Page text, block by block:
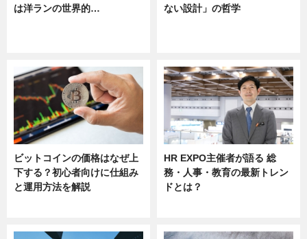
は洋ランの世界的…
ない設計」の哲学
ビットコインの価格はなぜ上
下する？初心者向けに仕組み
と運用方法を解説
HR EXPO主催者が語る 総
務・人事・教育の最新トレン
ドとは？